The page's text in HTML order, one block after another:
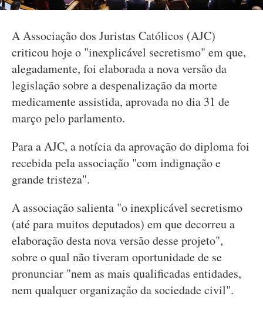
A Associação dos Juristas Católicos (AJC)
criticou hoje o "inexplicável secretismo" em que,
alegadamente, foi elaborada a nova versão da
legislação sobre a despenalização da morte
medicamente assistida, aprovada no dia 31 de
março pelo parlamento.
Para a AJC, a notícia da aprovação do diploma foi
recebida pela associação "com indignação e
grande tristeza".
A associação salienta "o inexplicável secretismo
(até para muitos deputados) em que decorreu a
elaboração desta nova versão desse projeto",
sobre o qual não tiveram oportunidade de se
pronunciar "nem as mais qualificadas entidades,
nem qualquer organização da sociedade civil".